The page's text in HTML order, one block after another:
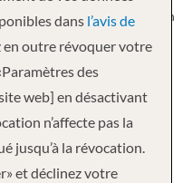
a été construit en 1977 en
Toutes les cabines ont
La grande terrasse et la
à la détente et à
fluviaux. Le très
son mieux pour votre
dans l’avis de
en outre révoquer votre
des
web] en désactivant
n’affecte pas la
jusqu’à la révocation.
et déclinez votre